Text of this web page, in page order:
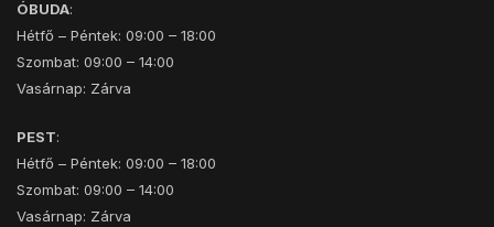
ÓBUDA:
Hétfő – Péntek: 09:00 – 18:00
Szombat: 09:00 – 14:00
Vasárnap: Zárva
PEST:
Hétfő – Péntek: 09:00 – 18:00
Szombat: 09:00 – 14:00
Vasárnap: Zárva